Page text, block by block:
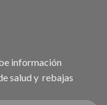
información
salud y rebajas